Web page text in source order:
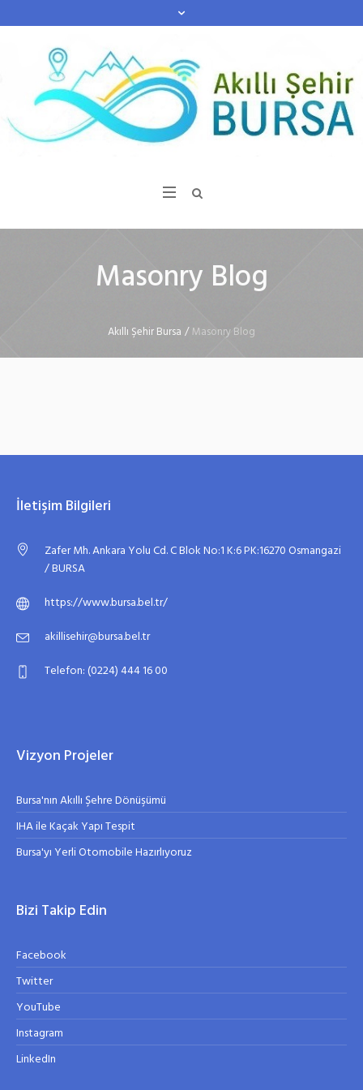
Masonry Blog
Akıllı Şehir Bursa /Masonry Blog
İletişim Bilgileri
Zafer Mh. Ankara Yolu Cd. C Blok No:1 K:6 PK:16270 Osmangazi
/ BURSA
https://www.bursa.bel.tr/
akillisehir@bursa.bel.tr
Telefon: (0224) 444 16 00
Vizyon Projeler
Bursa'nın Akıllı Şehre Dönüşümü
IHA ile Kaçak Yapı Tespit
Bursa'yı Yerli Otomobile Hazırlıyoruz
Bizi Takip Edin
Facebook
Twitter
YouTube
Instagram
LinkedIn